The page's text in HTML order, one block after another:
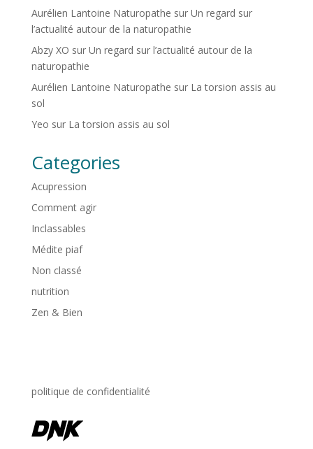
Aurélien Lantoine Naturopathe sur Un regard sur
l’actualité autour de la naturopathie
Abzy XO sur Un regard sur l’actualité autour de la
naturopathie
Aurélien Lantoine Naturopathe sur La torsion assis au
sol
Yeo sur La torsion assis au sol
Categories
Acupression
Comment agir
Inclassables
Médite piaf
Non classé
nutrition
Zen & Bien
politique de confidentialité